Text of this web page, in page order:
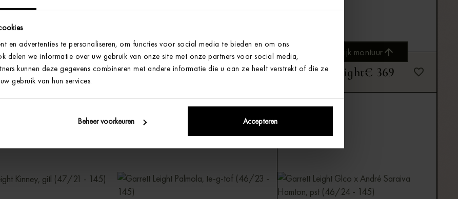
en advertenties te personaliseren, om functies voor social media te bieden en om ons
delen we informatie over uw gebruik van onze site met onze partners voor social media,
kunnen deze gegevens combineren met andere informatie die u aan ze heeft verstrekt of die ze
gebruik van hun services.
Beheer voorkeuren Accepteren
Bekijk montuur
Bekijk montuur
Leight€ 349
Bekijk montuur
Bekijk montuur
Garrett Leight€ 369
Bekijk montuur
Bekijk montuur
Garrett Leight€ 369